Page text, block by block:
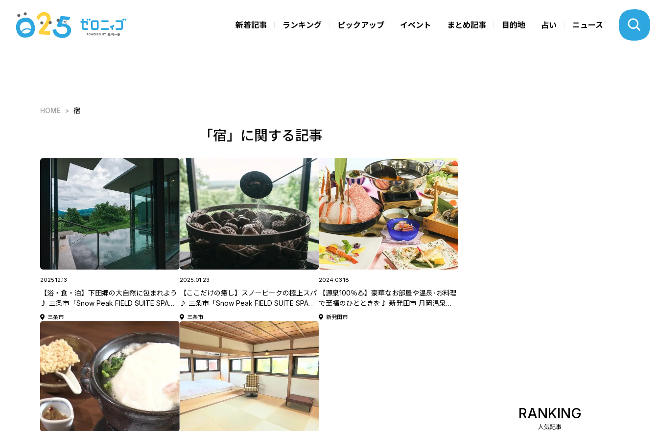
新着記事 ランキング ピックアップ イベント まとめ記事 目的地 占い ニュース
HOME 宿
「宿」に関する記事
2025.12.13
【浴・食・泊】下田郷の大自然に包まれよう
♪ 三条市「Snow Peak FIELD SUITE SPA
HEADQUARTERS」【新潟県日帰り温泉特
集】
三条市
2025.01.23
【ここだけの癒し】スノーピークの極上スパ
♪ 三条市「Snow Peak FIELD SUITE SPA
HEADQUARTERS」【新潟県日帰り温泉特集
2025】
三条市
2024.03.18
【源泉100％♨】豪華なお部屋や温泉･お料理
で至福のひとときを♪ 新発田市 月岡温泉
「湯遊び宿 曙(あけぼの)」
新発田市
RANKING
人気記事